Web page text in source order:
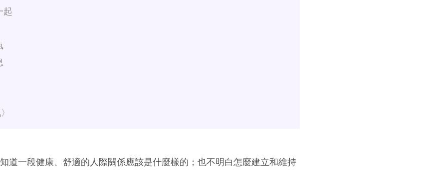
起
道一段健康、舒適的人際關係應該是什麼樣的；也不明白怎麼建立和維持